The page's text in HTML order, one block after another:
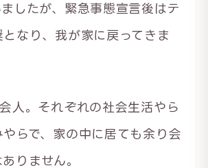
したが、緊急事態宣言後はテ
となり、我が家に戻ってきま
人。それぞれの社会生活やら
らで、家の中に居ても余り会
りません。